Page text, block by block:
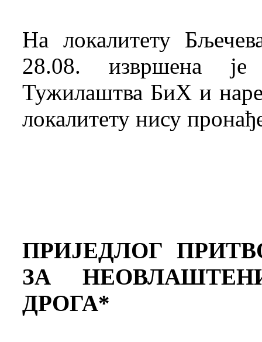
На локалитету
28.08. извршена је
Тужилаштва БиХ и
локалитету нису
ПРИЈЕДЛОГ
ЗА
ДРОГА*